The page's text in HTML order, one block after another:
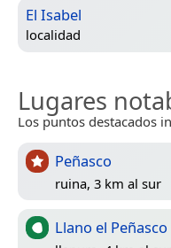
El Isabel
localidad
Lugares
Los puntos destacados
Peñasco
ruina, 3 km al sur
Llano el Peñasco